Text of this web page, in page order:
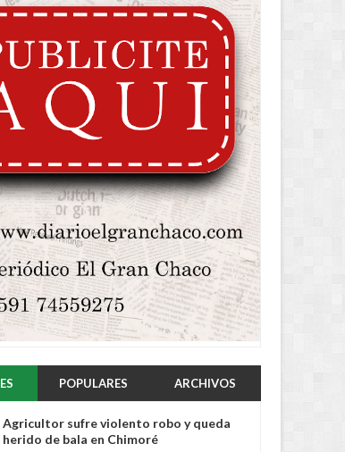
POPULARES ARCHIVOS
Agricultor sufre violento robo y queda
herido de bala en Chimoré